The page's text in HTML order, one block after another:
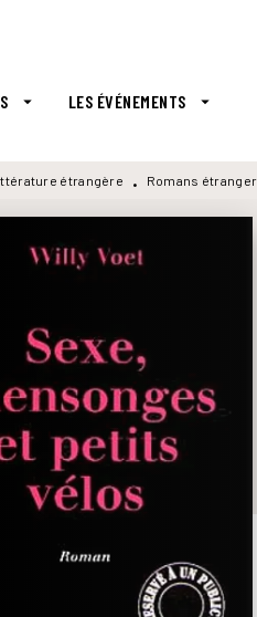
arrow_drop_down LES ÉVÉNEMENTS arrow_drop_down
étrangère • Romans